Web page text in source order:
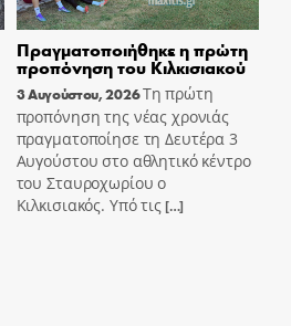
Πραγματοποιήθηκε η πρώτη
προπόνηση του Κιλκισιακού
3 Αυγούστου, 2026Τη πρώτη
προπόνηση της νέας χρονιάς
πραγματοποίησε τη Δευτέρα 3
Αυγούστου στο αθλητικό κέντρο
του Σταυροχωρίου ο
Κιλκισιακός. Υπό τις[…]